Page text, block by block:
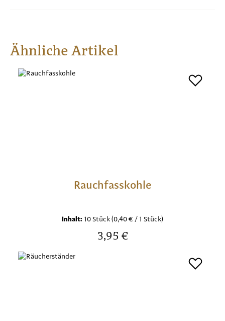
Produktgalerie überspringen
Ähnliche Artikel
Rauchfasskohle
Inhalt: 10 Stück(0,40 € / 1 Stück)
Regulärer Preis:
3,95 €